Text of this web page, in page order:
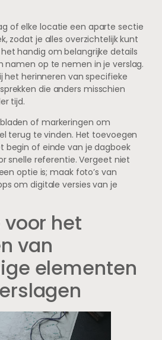
of elke locatie een aparte sectie
zodat je alles overzichtelijk kunt
handig om belangrijke details
namen op te nemen in je verslag.
het herinneren van specifieke
die anders misschien
tijd.
of markeringen om
terug te vinden. Het toevoegen
begin of einde van je dagboek
snelle referentie. Vergeet niet
optie is; maak foto’s van
om digitale versies van je
het
van
elementen